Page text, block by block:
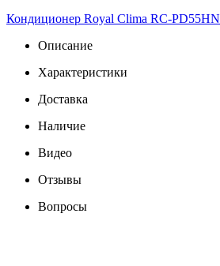
Кондиционер Royal Clima RC-PD55HN
Описание
Характеристики
Доставка
Наличие
Видео
Отзывы
Вопросы